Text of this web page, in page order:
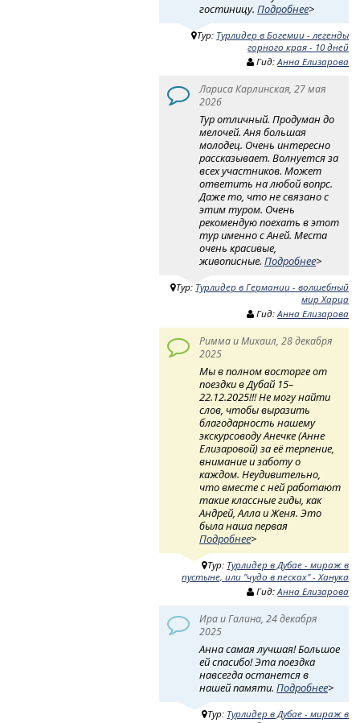
гостиницу.Подробнее>
Тур: Турлидер в Богемии - легенды
горного края - 10 дней
Гид:Анна Елизарова
Лариса Карлинская, 27 мая
2026
Тур отличный. Продуман до
мелочей. Аня большая
молодец. Очень интересно
рассказывает. Волнуется за
всех участников. Может
ответить на любой вопрс.
Даже то, что не связано с
этим туром. Очень
рекомендую поехать в этот
тур именно с Аней. Места
очень красивые,
живописные.Подробнее>
Тур: Турлидер в Германии - волшебный
мир Харца
Гид:Анна Елизарова
Римма и Михаил, 28 декабря
2025
Мы в полном восторге от
поездки в Дубай 15–
22.12.2025!!! Не могу найти
слов, чтобы выразить
благодарность нашему
экскурсоводу Анечке (Анне
Елизаровой) за её терпение,
внимание и заботу о
каждом. Неудивительно,
что вместе с ней работают
такие классные гиды, как
Андрей, Алла и Женя. Это
была наша первая
Подробнее>
Тур: Турлидер в Дубае - мираж в
пустыне, или "чудо в песках" - Ханука
Гид:Анна Елизарова
Ира и Галина, 24 декабря
2025
Анна самая лучшая! Большое
ей спасибо! Эта поездка
навсегда останется в
нашей памяти.Подробнее>
Тур: Турлидер в Дубае - мираж в